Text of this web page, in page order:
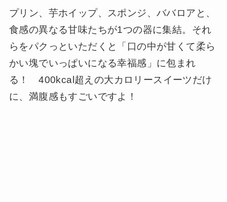
プリン、芋ホイップ、スポンジ、ババロアと、
食感の異なる甘味たちが1つの器に集結。それ
らをパクっといただくと「口の中が甘くて柔ら
かい塊でいっぱいになる幸福感」に包まれ
る！ 400kcal超えの大カロリースイーツだけ
に、満腹感もすごいですよ！